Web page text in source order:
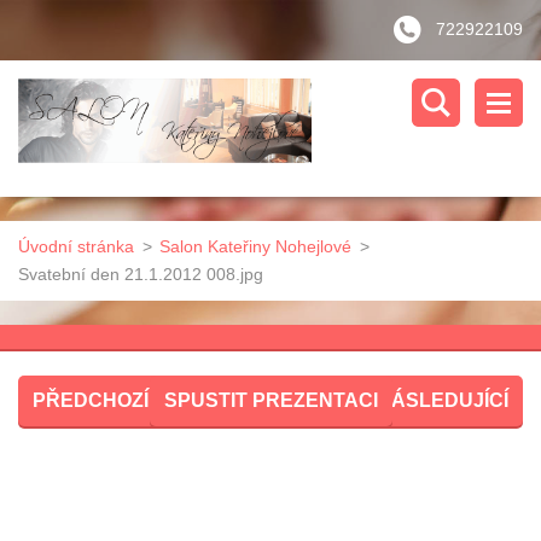
722922109
Úvodní stránka > Salon Kateřiny Nohejlové >
Svatební den 21.1.2012 008.jpg
PŘEDCHOZÍ SPUSTIT PREZENTACI NÁSLEDUJÍCÍ